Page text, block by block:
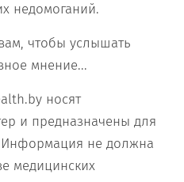
недомоганий.
чтобы услышать
мнение...
носят
и предназначены для
Информация не должна
медицинских